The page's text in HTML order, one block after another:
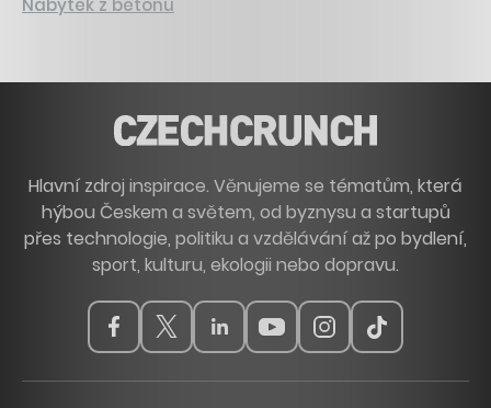
Nábytek z betonu
Hlavní zdroj inspirace. Věnujeme se tématům, která
hýbou Českem a světem, od byznysu a startupů
přes technologie, politiku a vzdělávání až po bydlení,
sport, kulturu, ekologii nebo dopravu.